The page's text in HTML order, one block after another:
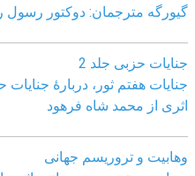
گیورگه مترجمان: دوکتور رسول
جنایات حزبی جلد 2
جنایات هفتم ثور، دربارۀ
اثری از محمد شاه فرهود
وهابیت و تروریسم جهانی